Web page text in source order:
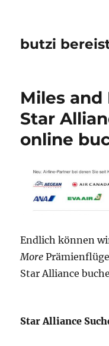
butzi
Miles and
Star
online
Endlich können
More
Star Alliance
Star Alliance